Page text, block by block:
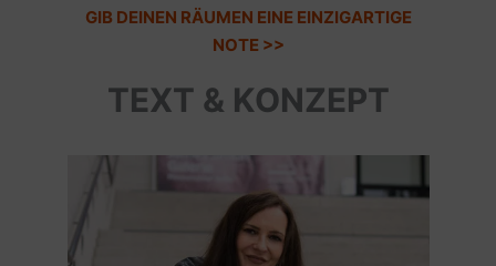
GIB DEINEN RÄUMEN EINE EINZIGARTIGE
NOTE >>
TEXT & KONZEPT